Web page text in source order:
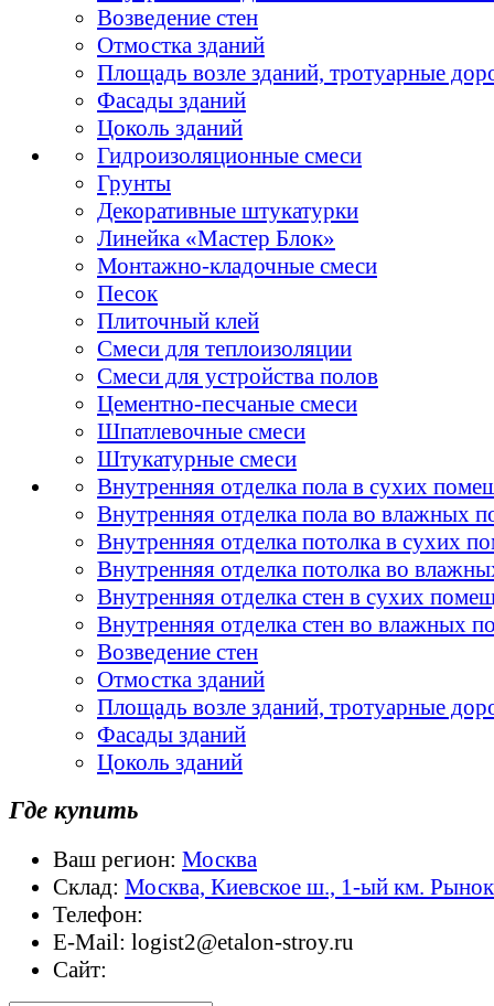
Возведение стен
Отмостка зданий
Площадь возле зданий, тротуарные
Фасады зданий
Цоколь зданий
Гидроизоляционные смеси
Грунты
Декоративные штукатурки
Линейка «Мастер Блок»
Монтажно-кладочные смеси
Песок
Плиточный клей
Смеси для теплоизоляции
Смеси для устройства полов
Цементно-песчаные смеси
Шпатлевочные смеси
Штукатурные смеси
Внутренняя отделка пола в сухих
Внутренняя отделка пола во влажных
Внутренняя отделка потолка в сухих
Внутренняя отделка потолка во
Внутренняя отделка стен в сухих
Внутренняя отделка стен во влажных
Возведение стен
Отмостка зданий
Площадь возле зданий, тротуарные
Фасады зданий
Цоколь зданий
Где купить
Ваш регион: Москва
Склад: Москва, Киевское ш., 1-ый км.
Телефон:
E-Mail: logist2@etalon-stroy.ru
Сайт: